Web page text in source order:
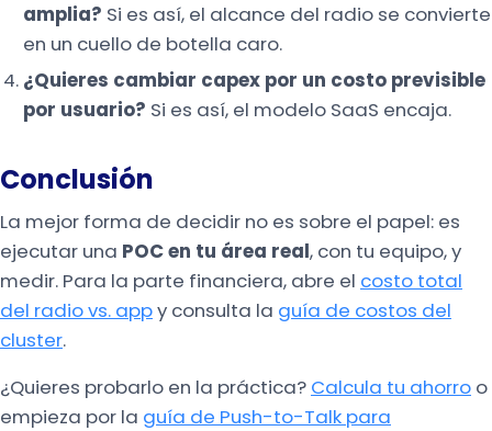
amplia? Si es así, el alcance del radio se convierte
en un cuello de botella caro.
¿Quieres cambiar capex por un costo previsible
por usuario? Si es así, el modelo SaaS encaja.
Conclusión
La mejor forma de decidir no es sobre el papel: es
ejecutar una POC en tu área real, con tu equipo, y
medir. Para la parte financiera, abre el costo total
del radio vs. appy consulta la guía de costos del
cluster.
¿Quieres probarlo en la práctica? Calcula tu ahorro o
empieza por la guía de Push-to-Talk para